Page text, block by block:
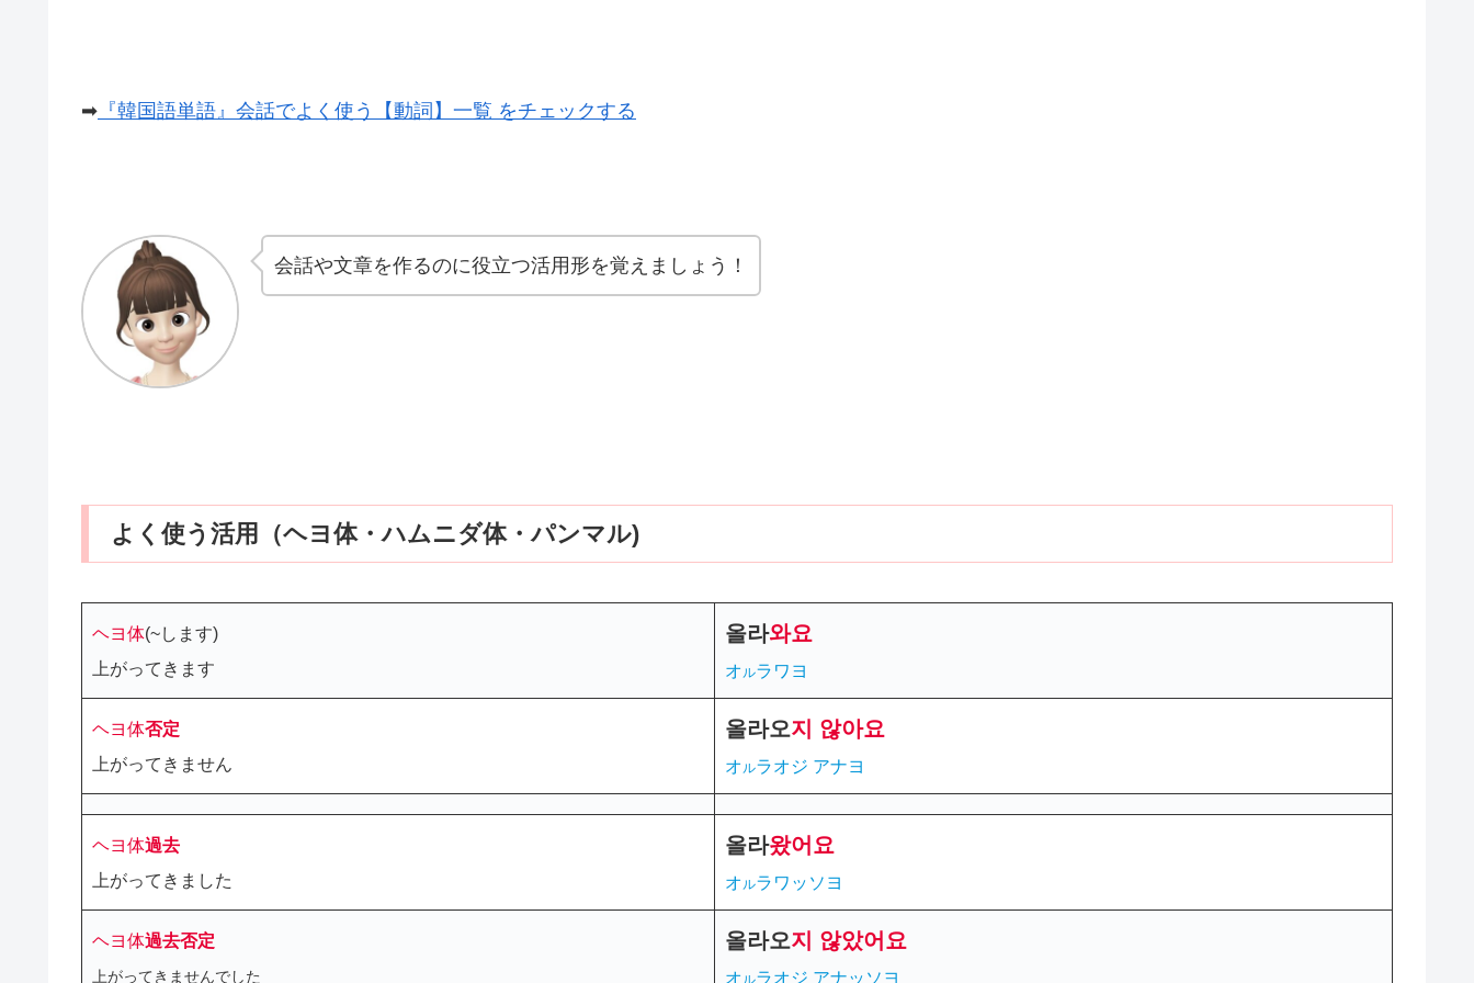
➡ 『韓国語単語』会話でよく使う【動詞】一覧 をチェックする
会話や文章を作るのに役立つ活用形を覚えましょう！
よく使う活用（ヘヨ体・ハムニダ体・パンマル)
ヘヨ体(~します)
上がってきます
올라와요
オルラワヨ
ヘヨ体否定
上がってき ません
올라오지 않아요
オルラオジ アナヨ
ヘヨ体過去
上がってきました
올라왔어요
オルラワッソヨ
ヘヨ体過去否定
上がってきませんでした
올라오지 않았어요
オ ルラオジ アナッソヨ